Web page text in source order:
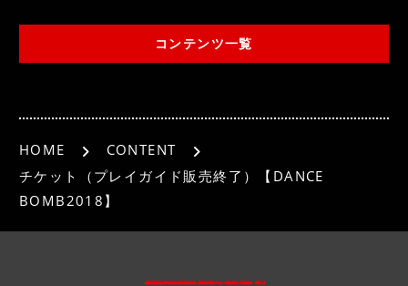
b
o
k
コンテンツ一覧
HOME
CONTENT
チケット（プレイガイド販売終了）【DANCE
BOMB2018】